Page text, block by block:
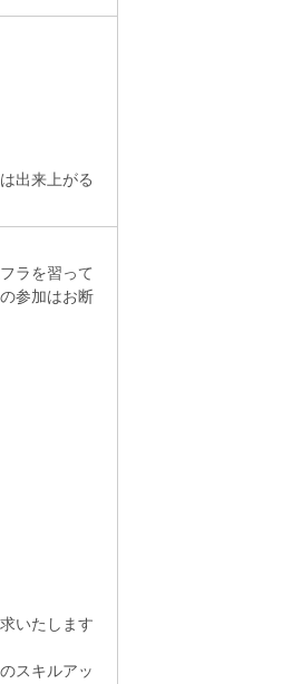
出来上がる
ラを習って
参加はお断
いたします
スキルアッ